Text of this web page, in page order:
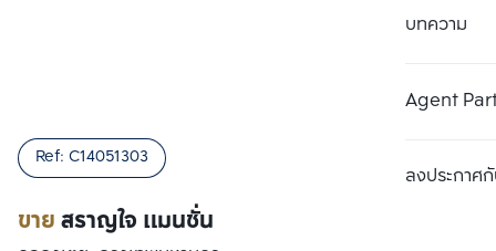
บทความ
Agent
ลงประกาศกั
ขายสราญใจ แมนชั่น
Ref: C14051303 เปรียบเทียบ